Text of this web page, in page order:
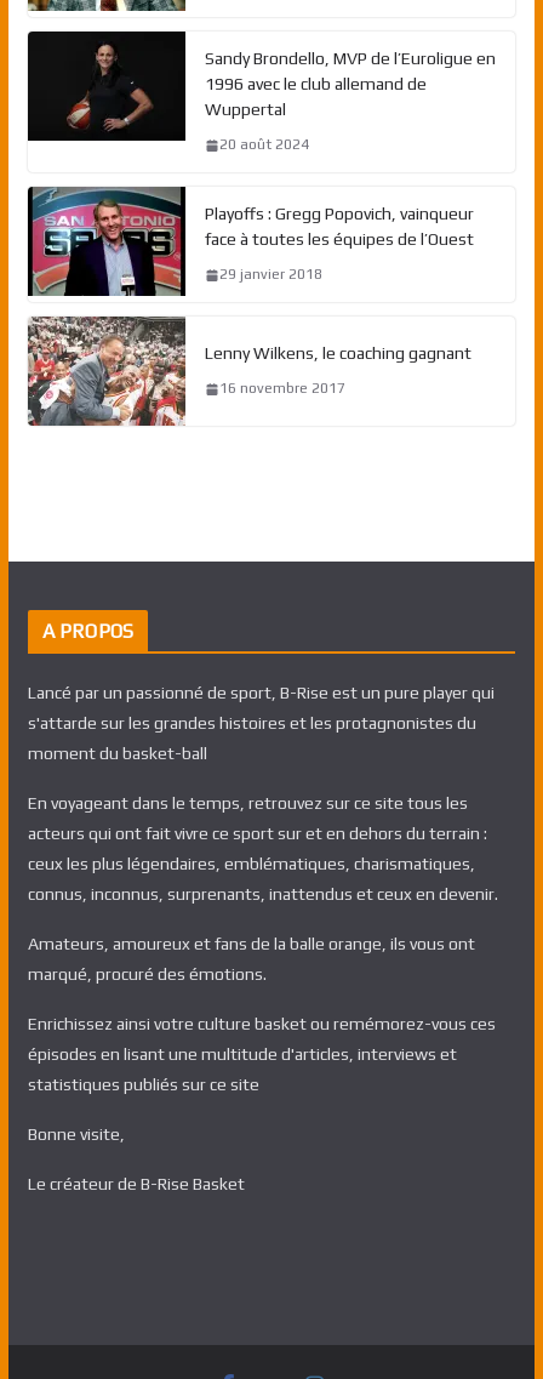
Sandy Brondello, MVP de l’Euroligue en
1996 avec le club allemand de
Wuppertal
20 août 2024
Playoffs : Gregg Popovich, vainqueur
face à toutes les équipes de l’Ouest
29 janvier 2018
Lenny Wilkens, le coaching gagnant
16 novembre 2017
A PROPOS
Lancé par un passionné de sport, B-Rise est un pure player qui
s'attarde sur les grandes histoires et les protagnonistes du
moment du basket-ball
En voyageant dans le temps, retrouvez sur ce site tous les
acteurs qui ont fait vivre ce sport sur et en dehors du terrain :
ceux les plus légendaires, emblématiques, charismatiques,
connus, inconnus, surprenants, inattendus et ceux en devenir.
Amateurs, amoureux et fans de la balle orange, ils vous ont
marqué, procuré des émotions.
Enrichissez ainsi votre culture basket ou remémorez-vous ces
épisodes en lisant une multitude d'articles, interviews et
statistiques publiés sur ce site
Bonne visite,
Le créateur de B-Rise Basket